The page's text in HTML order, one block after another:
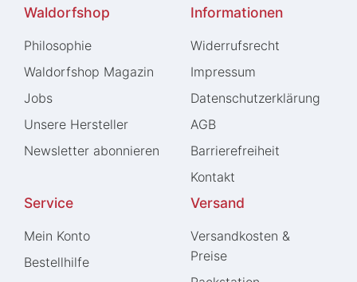
Waldorfshop
Philosophie
Waldorfshop Magazin
Jobs
Unsere Hersteller
Newsletter abonnieren
Informationen
Widerrufs­recht
Impressum
Daten­schutz­erklärung
AGB
Barrierefreiheit
Kontakt
Service
Mein Konto
Bestellhilfe
Versand
Versandkosten &
Preise